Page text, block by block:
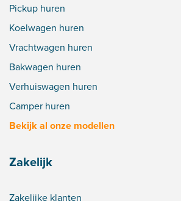
Pickup huren
Koelwagen huren
Vrachtwagen huren
Bakwagen huren
Verhuiswagen huren
Camper huren
Bekijk al onze modellen
Zakelijk
Zakelijke klanten